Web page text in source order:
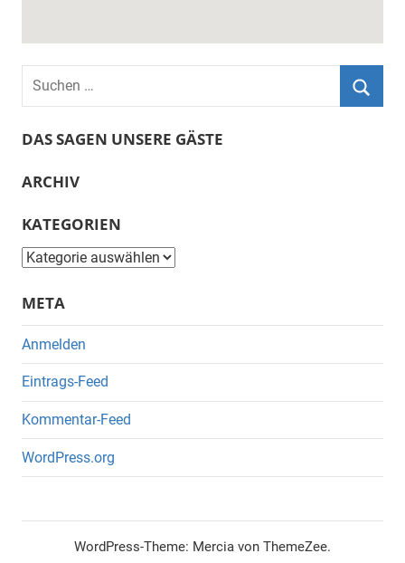
Suchen
DAS SAGEN UNSERE GÄSTE
ARCHIV
KATEGORIEN
Kategorien
META
Anmelden
Eintrags-Feed
Kommentar-Feed
WordPress.org
WordPress-Theme: Mercia von ThemeZee.